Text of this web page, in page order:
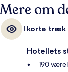
Mere om
I korte træk
Hotellets
190